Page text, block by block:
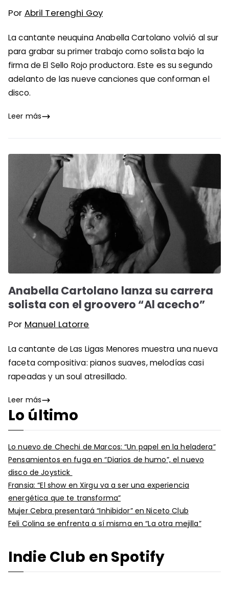
Por Abril Terenghi Goy
La cantante neuquina Anabella Cartolano volvió al sur
para grabar su primer trabajo como solista bajo la
firma de El Sello Rojo productora. Este es su segundo
adelanto de las nueve canciones que conforman el
disco.
Leer más
Anabella Cartolano lanza su carrera
solista con el groovero “Al acecho”
Por Manuel Latorre
La cantante de Las Ligas Menores muestra una nueva
faceta compositiva: pianos suaves, melodías casi
rapeadas y un soul atresillado.
Leer más
Lo último
Lo nuevo de Chechi de Marcos: “Un papel en la heladera”
Pensamientos en fuga en “Diarios de humo”, el nuevo
disco de Joystick
Fransia: “El show en Xirgu va a ser una experiencia
energética que te transforma”
Mujer Cebra presentará “Inhibidor” en Niceto Club
Feli Colina se enfrenta a sí misma en “La otra mejilla”
Indie Club en Spotify